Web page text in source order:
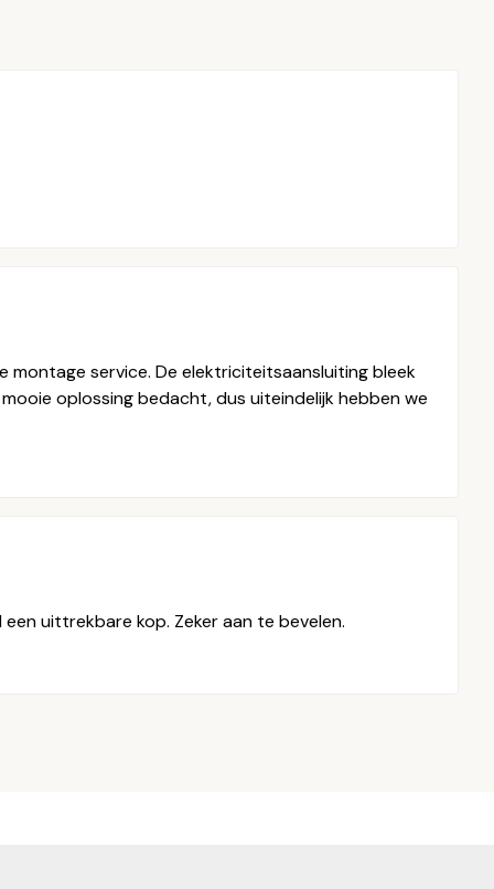
service. De elektriciteitsaansluiting bleek
oplossing bedacht, dus uiteindelijk hebben we
uittrekbare kop. Zeker aan te bevelen.